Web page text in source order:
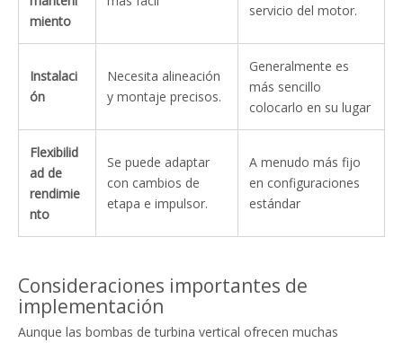
miento
servicio del motor.
Instalaci
ón
Necesita alineación
y montaje precisos.
Generalmente es
más sencillo
colocarlo en su lugar
Flexibilid
ad de
rendimie
nto
Se puede adaptar
con cambios de
etapa e impulsor.
A menudo más fijo
en configuraciones
estándar
Consideraciones importantes de
implementación
Aunque las bombas de turbina vertical ofrecen muchas